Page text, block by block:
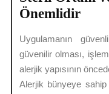
Önemlidir
Uygulamanın
güvenilir olması,
alerjik yapısının
Alerjik bünyeye